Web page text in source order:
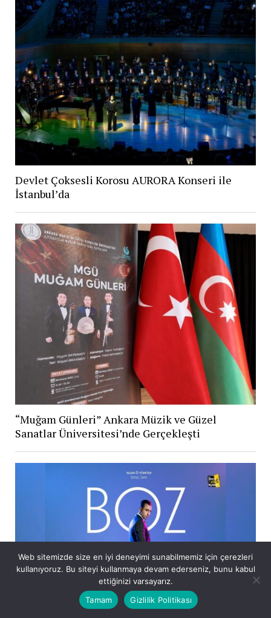
Devlet Çoksesli Korosu AURORA Konseri ile
İstanbul’da
“Muğam Günleri” Ankara Müzik ve Güzel
Sanatlar Üniversitesi’nde Gerçekleşti
Web sitemizde size en iyi deneyimi sunabilmemiz için çerezleri
kullanıyoruz. Bu siteyi kullanmaya devam ederseniz, bunu kabul
ettiğinizi varsayarız.
Tamam
Gizlilik Politikası